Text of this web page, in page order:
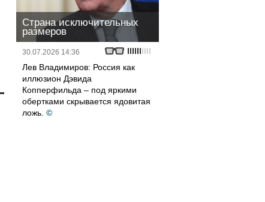
Страна исключительных
размеров
30.07.2026 14:36
Лев Владимиров: Россия как
иллюзион Дэвида
Копперфильда – под яркими
обертками скрывается ядовитая
ложь. ©